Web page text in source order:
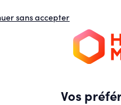
Vos
sans accepter